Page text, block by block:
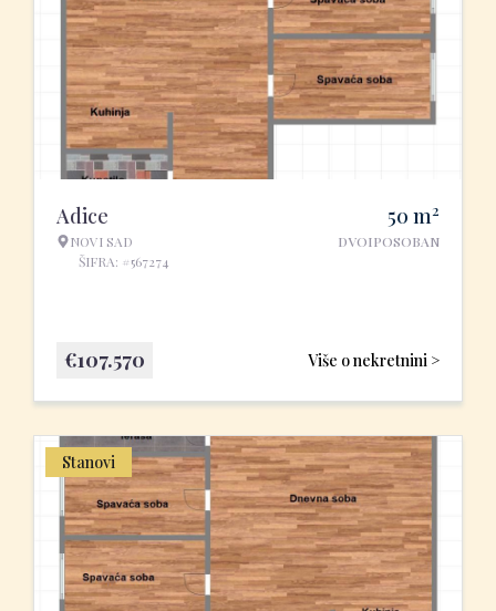
Adice
NOVI SAD
ŠIFRA: #567274
50 m2
DVOIPOSOBAN
Više o nekretnini >
€107.570
Stanovi